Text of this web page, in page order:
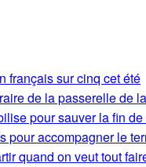
français sur cinq cet été
de la passerelle de
pour sauver la fin
accompagner le
quand on veut tout